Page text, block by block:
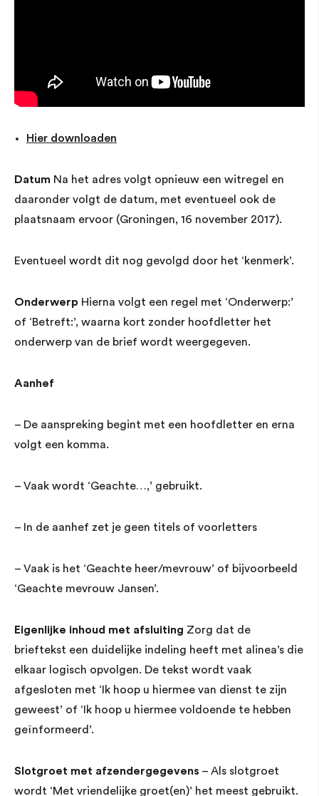
Hier downloaden
Datum Na het adres volgt opnieuw een witregel en
daaronder volgt de datum, met eventueel ook de
plaatsnaam ervoor (Groningen, 16 november 2017).
Eventueel wordt dit nog gevolgd door het ‘kenmerk’.
Onderwerp Hierna volgt een regel met ‘Onderwerp:’
of ‘Betreft:’, waarna kort zonder hoofdletter het
onderwerp van de brief wordt weergegeven.
Aanhef
– De aanspreking begint met een hoofdletter en erna
volgt een komma.
– Vaak wordt ‘Geachte…,’ gebruikt.
– In de aanhef zet je geen titels of voorletters
– Vaak is het ‘Geachte heer/mevrouw’ of bijvoorbeeld
‘Geachte mevrouw Jansen’.
Eigenlijke inhoud met afsluiting Zorg dat de
brieftekst een duidelijke indeling heeft met alinea’s die
elkaar logisch opvolgen. De tekst wordt vaak
afgesloten met ‘Ik hoop u hiermee van dienst te zijn
geweest’ of ‘Ik hoop u hiermee voldoende te hebben
geïnformeerd’.
Slotgroet met afzendergegevens – Als slotgroet
wordt ‘Met vriendelijke groet(en)’ het meest gebruikt.